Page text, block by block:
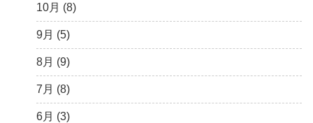
4月 (9)
3月 (15)
2月 (6)
1月 (10)
7月 (5)
6月 (8)
5月 (13)
4月 (12)
3月 (13)
8月 (2)
7月 (4)
6月 (6)
5月 (5)
4月 (10)
10月 (8)
9月 (5)
8月 (9)
7月 (8)
6月 (3)